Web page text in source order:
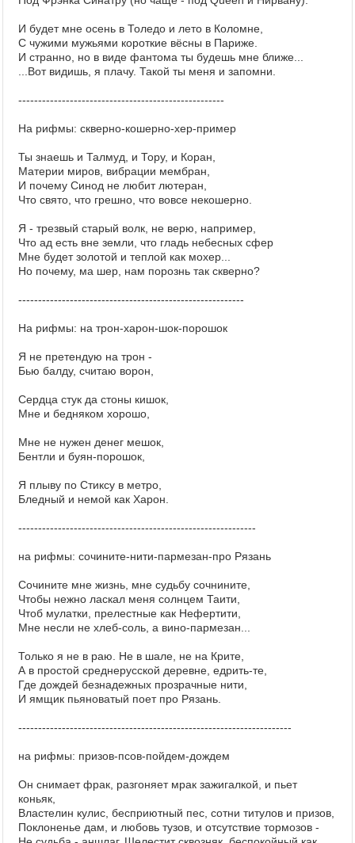
И будет мне осень в Толедо и лето в Коломне,
С чужими мужьями короткие вёсны в Париже.
И странно, но в виде фантома ты будешь мне ближе...
...Вот видишь, я плачу. Такой ты меня и запомни.
----------------------------------------------------
На рифмы: скверно-кошерно-хер-пример
Ты знаешь и Талмуд, и Тору, и Коран,
Материи миров, вибрации мембран,
И почему Синод не любит лютеран,
Что свято, что грешно, что вовсе некошерно.
Я - трезвый старый волк, не верю, например,
Что ад есть вне земли, что гладь небесных сфер
Мне будет золотой и теплой как мохер...
Но почему, ма шер, нам порознь так скверно?
---------------------------------------------------------
На рифмы: на трон-харон-шок-порошок
Я не претендую на трон -
Бью балду, считаю ворон,
Сердца стук да стоны кишок,
Мне и бедняком хорошо,
Мне не нужен денег мешок,
Бентли и буян-порошок,
Я плыву по Стиксу в метро,
Бледный и немой как Харон.
------------------------------------------------------------
на рифмы: сочините-нити-пармезан-про Рязань
Сочините мне жизнь, мне судьбу сочнините,
Чтобы нежно ласкал меня солнцем Таити,
Чтоб мулатки, прелестные как Нефертити,
Мне несли не хлеб-соль, а вино-пармезан...
Только я не в раю. Не в шале, не на Крите,
А в простой среднерусской деревне, едрить-те,
Где дождей безнадежных прозрачные нити,
И ямщик пьяноватый поет про Рязань.
---------------------------------------------------------------------
на рифмы: призов-псов-пойдем-дождем
Он снимает фрак, разгоняет мрак зажигалкой, и пьет
коньяк,
Властелин кулис, бесприютный пес, сотни титулов и призов,
Поклоненье дам, и любовь тузов, и отсутствие тормозов -